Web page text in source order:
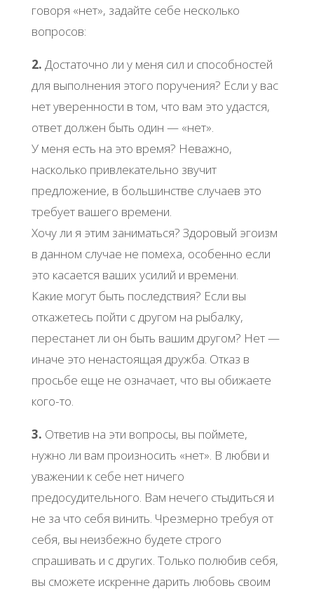
говоря «нет», задайте себе несколько
вопросов:
2. Достаточно ли у меня сил и способностей
для выполнения этого поручения? Если у вас
нет уверенности в том, что вам это удастся,
ответ должен быть один — «нет».
У меня есть на это время? Неважно,
насколько привлекательно звучит
предложение, в большинстве случаев это
требует вашего времени.
Хочу ли я этим заниматься? Здоровый эгоизм
в данном случае не помеха, особенно если
это касается ваших усилий и времени.
Какие могут быть последствия? Если вы
откажетесь пойти с другом на рыбалку,
перестанет ли он быть вашим другом? Нет —
иначе это ненастоящая дружба. Отказ в
просьбе еще не означает, что вы обижаете
кого-то.
3. Ответив на эти вопросы, вы поймете,
нужно ли вам произносить «нет». В любви и
уважении к себе нет ничего
предосудительного. Вам нечего стыдиться и
не за что себя винить. Чрезмерно требуя от
себя, вы неизбежно будете строго
спрашивать и с других. Только полюбив себя,
вы сможете искренне дарить любовь своим